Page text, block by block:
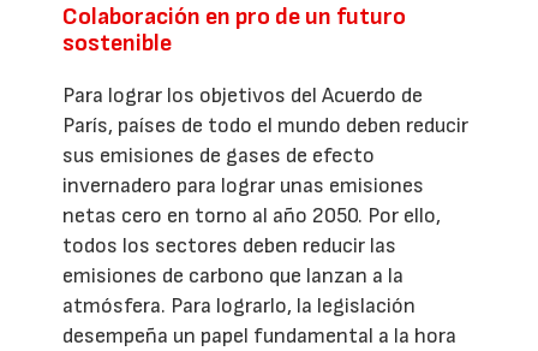
Colaboración en pro de un futuro
sostenible
Para lograr los objetivos del Acuerdo de
París, países de todo el mundo deben reducir
sus emisiones de gases de efecto
invernadero para lograr unas emisiones
netas cero en torno al año 2050. Por ello,
todos los sectores deben reducir las
emisiones de carbono que lanzan a la
atmósfera. Para lograrlo, la legislación
desempeña un papel fundamental a la hora